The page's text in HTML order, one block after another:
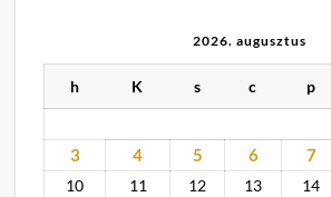
2026. augusztus
h K s c p
3
4 5 6 7
10
11 12 13 14